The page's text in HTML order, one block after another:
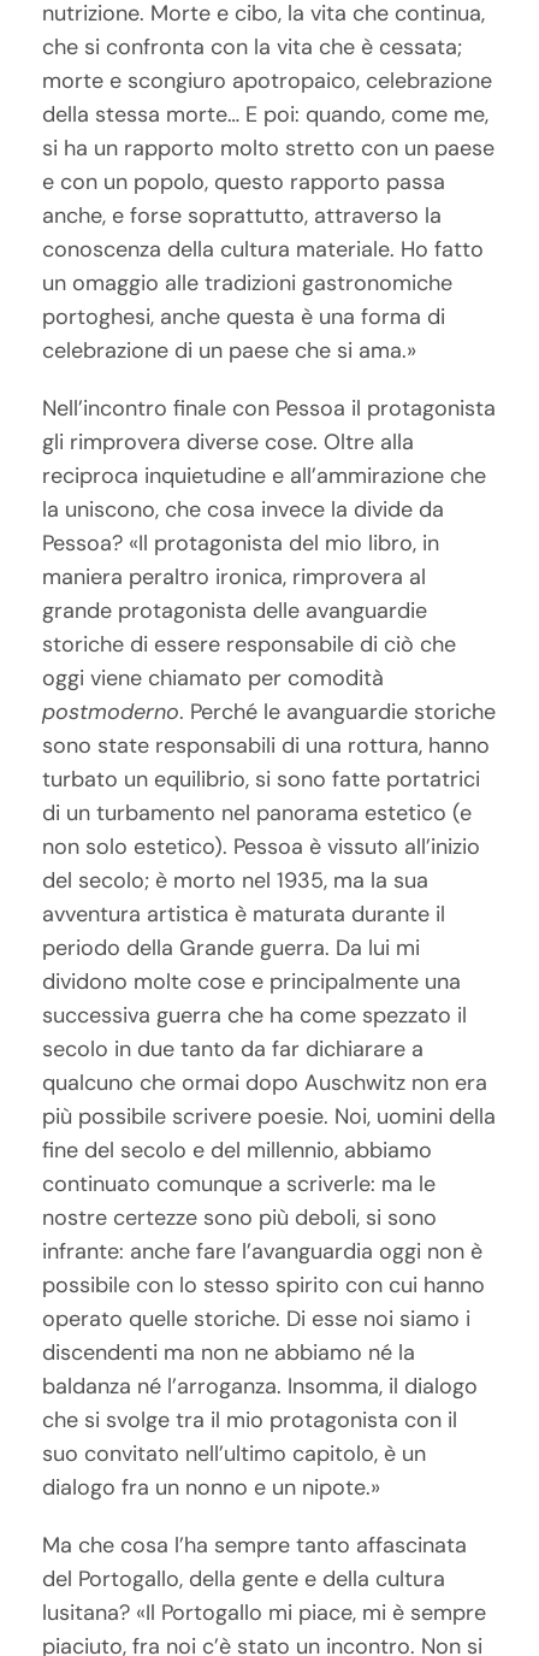
nutrizione. Morte e cibo, la vita che continua,
che si confronta con la vita che è cessata;
morte e scongiuro apotropaico, celebrazione
della stessa morte… E poi: quando, come me,
si ha un rapporto molto stretto con un paese
e con un popolo, questo rapporto passa
anche, e forse soprattutto, attraverso la
conoscenza della cultura materiale. Ho fatto
un omaggio alle tradizioni gastronomiche
portoghesi, anche questa è una forma di
celebrazione di un paese che si ama.»
Nell’incontro finale con Pessoa il protagonista
gli rimprovera diverse cose. Oltre alla
reciproca inquietudine e all’ammirazione che
la uniscono, che cosa invece la divide da
Pessoa? «Il protagonista del mio libro, in
maniera peraltro ironica, rimprovera al
grande protagonista delle avanguardie
storiche di essere responsabile di ciò che
oggi viene chiamato per comodità
postmoderno. Perché le avanguardie storiche
sono state responsabili di una rottura, hanno
turbato un equilibrio, si sono fatte portatrici
di un turbamento nel panorama estetico (e
non solo estetico). Pessoa è vissuto all’inizio
del secolo; è morto nel 1935, ma la sua
avventura artistica è maturata durante il
periodo della Grande guerra. Da lui mi
dividono molte cose e principalmente una
successiva guerra che ha come spezzato il
secolo in due tanto da far dichiarare a
qualcuno che ormai dopo Auschwitz non era
più possibile scrivere poesie. Noi, uomini della
fine del secolo e del millennio, abbiamo
continuato comunque a scriverle: ma le
nostre certezze sono più deboli, si sono
infrante: anche fare l’avanguardia oggi non è
possibile con lo stesso spirito con cui hanno
operato quelle storiche. Di esse noi siamo i
discendenti ma non ne abbiamo né la
baldanza né l’arroganza. Insomma, il dialogo
che si svolge tra il mio protagonista con il
suo convitato nell’ultimo capitolo, è un
dialogo fra un nonno e un nipote.»
Ma che cosa l’ha sempre tanto affascinata
del Portogallo, della gente e della cultura
lusitana? «Il Portogallo mi piace, mi è sempre
piaciuto, fra noi c’è stato un incontro. Non si